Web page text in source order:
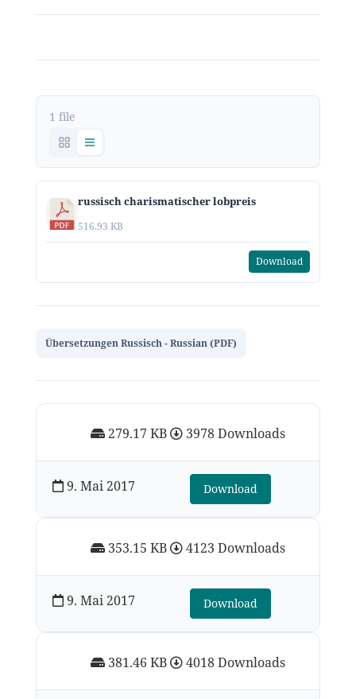
1 file
russisch charismatischer lobpreis
516.93 KB
Download
Übersetzungen Russisch - Russian (PDF)
279.17 KB 3978 Downloads
9. Mai 2017 Download
353.15 KB 4123 Downloads
9. Mai 2017 Download
381.46 KB 4018 Downloads